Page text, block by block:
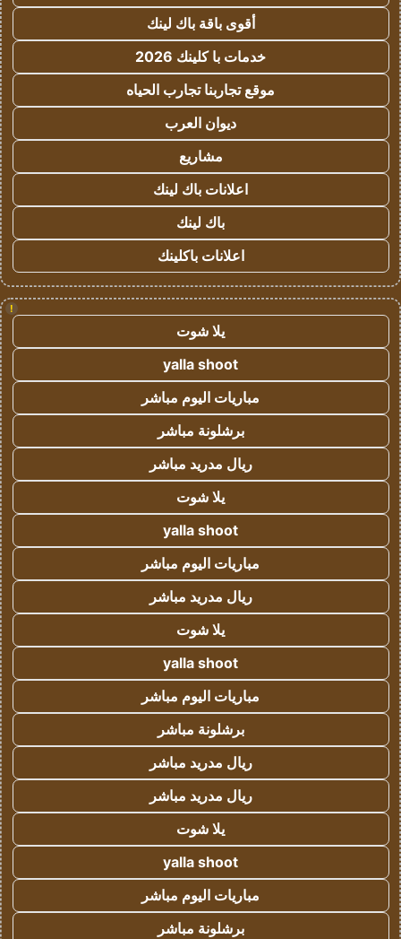
أقوى باقة باك لينك
خدمات با كلينك 2026
موقع تجاربنا تجارب الحياه
ديوان العرب
مشاريع
اعلانات باك لينك
باك لينك
اعلانات باكلينك
!
يلا شوت
yalla shoot
مباريات اليوم مباشر
برشلونة مباشر
ريال مدريد مباشر
يلا شوت
yalla shoot
مباريات اليوم مباشر
ريال مدريد مباشر
يلا شوت
yalla shoot
مباريات اليوم مباشر
برشلونة مباشر
ريال مدريد مباشر
ريال مدريد مباشر
يلا شوت
yalla shoot
مباريات اليوم مباشر
برشلونة مباشر